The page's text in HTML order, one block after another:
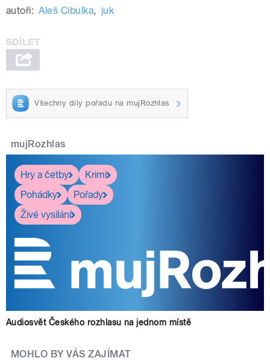
autoři: Aleš Cibulka, juk
Všechny díly pořadu na mujRozhlas
mujRozhlas
Hry a četby
Krimi
Pohádky
Pořady
Živé vysílání
Audiosvět Českého rozhlasu na jednom místě
MOHLO BY VÁS ZAJÍMAT